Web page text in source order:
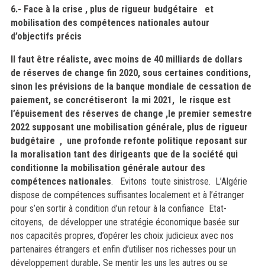
6.- Face à la crise , plus de rigueur budgétaire et
mobilisation des compétences nationales autour
d’objectifs précis
Ilfaut être réaliste, avec moins de 40 milliards de dollars
de réserves de change fin 2020, sous certaines conditions,
sinon les prévisions de la banque mondiale de cessation de
paiement, se concrétiseront la mi 2021, le risque est
l’épuisement des réserves de change ,le premier semestre
2022 supposant une mobilisation générale, plus de rigueur
budgétaire , une profonde refonte politique reposant sur
la moralisation tant des dirigeants que de la société qui
conditionne la mobilisation générale autour des
compétences nationales. Evitons toute sinistrose. L’Algérie
dispose de compétences suffisantes localement et à l’étranger
pour s’en sortir à condition d’un retour à la confiance Etat-
citoyens, de développer une stratégie économique basée sur
nos capacités propres, d’opérer les choix judicieux avec nos
partenaires étrangers et enfin d’utiliser nos richesses pour un
développement durable.Se mentir les uns les autres ou se